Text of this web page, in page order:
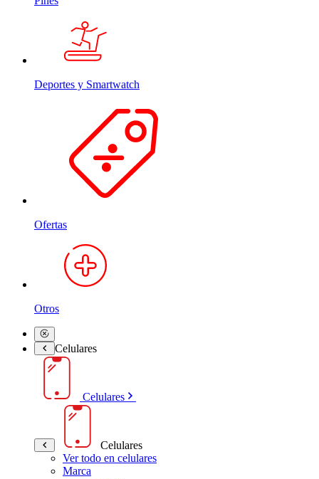
Deportes y Smartwatch
Ofertas
Otros
Celulares
Celulares
Celulares
Ver todo en celulares
Marca